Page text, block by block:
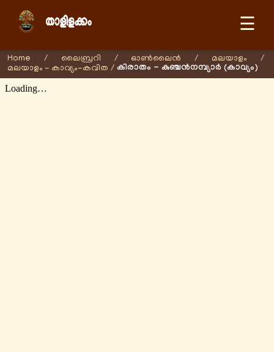
☰
Home / ലൈബ്രറി / ഓണ്‍ലൈന്‍ / മലയാളം
/
മലയാളം - കാവ്യം-കവിത / കിരാതം - കുഞ്ചന്‍നമ്പ്യാര്‍ (കാവ്യം)